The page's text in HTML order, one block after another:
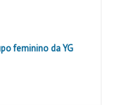
feminino da YG